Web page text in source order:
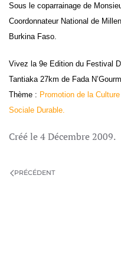
Sous le coparrainage de
Coordonnateur National de
Burkina Faso.
Vivez la 9e Edition du Festival
Tantiaka 27km de Fada
Thème : Promotion de la
Sociale Durable.
Créé le4 Décembre 2009.
PRÉCÉDENT